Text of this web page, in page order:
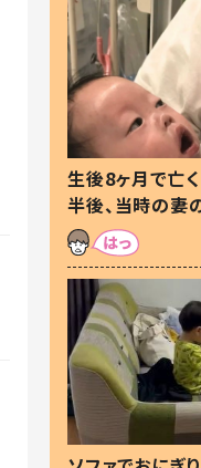
生後8ヶ月で亡
半後、当時の妻
た本音とは